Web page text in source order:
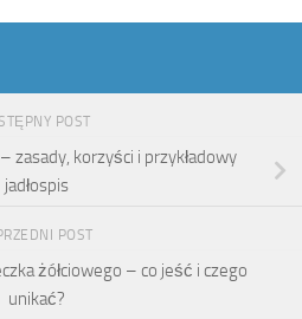
POST
zasady, korzyści i przykładowy
jadłospis
POST
żółciowego – co jeść i czego
unikać?